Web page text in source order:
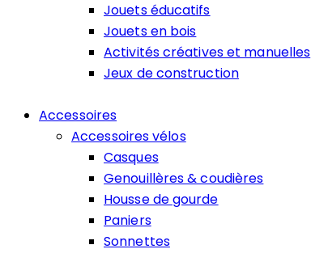
Jouets éducatifs
Jouets en bois
Activités créatives et manuelles
Jeux de construction
Accessoires
Accessoires vélos
Casques
Genouillères & coudières
Housse de gourde
Paniers
Sonnettes